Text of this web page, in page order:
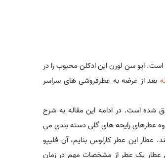
است. ایو سن لورن این ادکلن محبوب را در
بعد از عرضه به عطرفروشی های سراسر
شده است. در ادامه این مقاله به شرح
عطرهای رایحه های گلی دسته بندی می
عطار این عطر کارلوس بنایم، آن فلیپو
عطار یک عطر از مشخصات مهم در زمان